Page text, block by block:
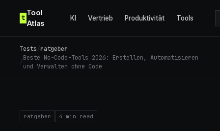
t
Tool
Atlas
KI Vertrieb Produktivität Tools
Tests/ratgeber
/
Beste No-Code-Tools 2026: Erstellen, Automatisieren
und Verwalten ohne Code
ratgeber 4 min read